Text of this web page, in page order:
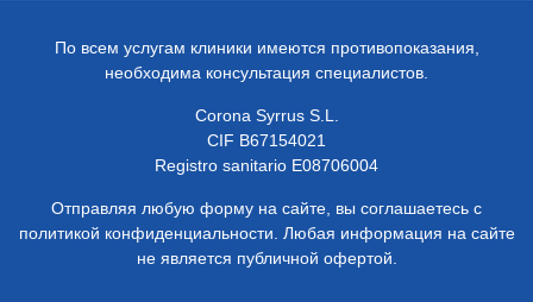
По всем услугам клиники имеются противопоказания,
необходима консультация специалистов.
Corona Syrrus S.L.
CIF B67154021
Registro sanitario E08706004
Отправляя любую форму на сайте, вы соглашаетесь с
политикой конфиденциальности. Любая информация на сайте
не является публичной офертой.